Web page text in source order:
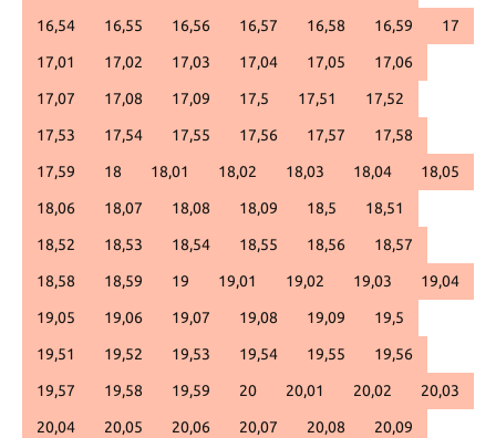
16,54 16,55 16,56 16,57 16,58 16,59 17
17,01 17,02 17,03 17,04 17,05 17,06
17,07 17,08 17,09 17,5 17,51 17,52
17,53 17,54 17,55 17,56 17,57 17,58
17,59 18 18,01 18,02 18,03 18,04 18,05
18,06 18,07 18,08 18,09 18,5 18,51
18,52 18,53 18,54 18,55 18,56 18,57
18,58 18,59 19 19,01 19,02 19,03 19,04
19,05 19,06 19,07 19,08 19,09 19,5
19,51 19,52 19,53 19,54 19,55 19,56
19,57 19,58 19,59 20 20,01 20,02 20,03
20,04 20,05 20,06 20,07 20,08 20,09